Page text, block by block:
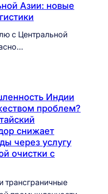
Азии: новые
с Центральной
Индии
проблем?
снижает
через услугу
очистки с
трансграничные